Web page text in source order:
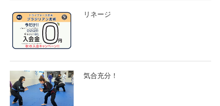
リネージ
気合充分！